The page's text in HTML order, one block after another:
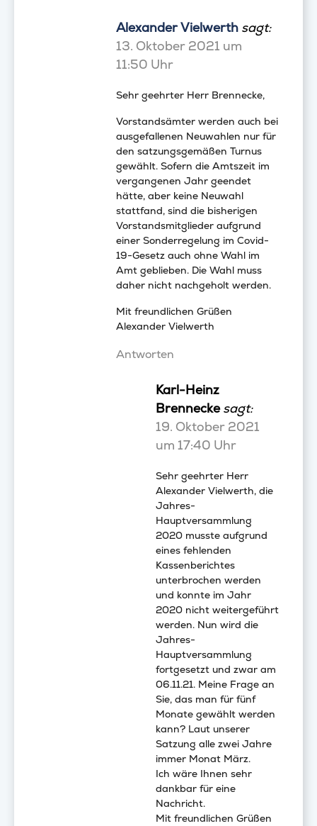
Alexander Vielwerth sagt:
13. Oktober 2021 um
11:50 Uhr
Sehr geehrter Herr Brennecke,
Vorstandsämter werden auch bei
ausgefallenen Neuwahlen nur für
den satzungsgemäßen Turnus
gewählt. Sofern die Amtszeit im
vergangenen Jahr geendet
hätte, aber keine Neuwahl
stattfand, sind die bisherigen
Vorstandsmitglieder aufgrund
einer Sonderregelung im Covid-
19-Gesetz auch ohne Wahl im
Amt geblieben. Die Wahl muss
daher nicht nachgeholt werden.
Mit freundlichen Grüßen
Alexander Vielwerth
Antworten
Karl-Heinz
Brennecke sagt:
19. Oktober 2021
um 17:40 Uhr
Sehr geehrter Herr
Alexander Vielwerth, die
Jahres-
Hauptversammlung
2020 musste aufgrund
eines fehlenden
Kassenberichtes
unterbrochen werden
und konnte im Jahr
2020 nicht weitergeführt
werden. Nun wird die
Jahres-
Hauptversammlung
fortgesetzt und zwar am
06.11.21. Meine Frage an
Sie, das man für fünf
Monate gewählt werden
kann? Laut unserer
Satzung alle zwei Jahre
immer Monat März.
Ich wäre Ihnen sehr
dankbar für eine
Nachricht.
Mit freundlichen Grüßen